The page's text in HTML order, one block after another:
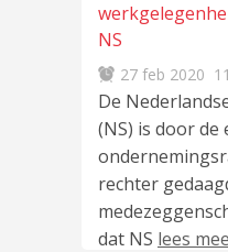
NS
27 feb 2020
De
(NS) is door de
rechter
dat NS lees